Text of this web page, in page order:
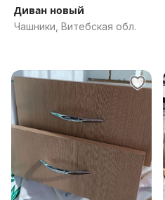
Диван новый
Чашники, Витебская обл.